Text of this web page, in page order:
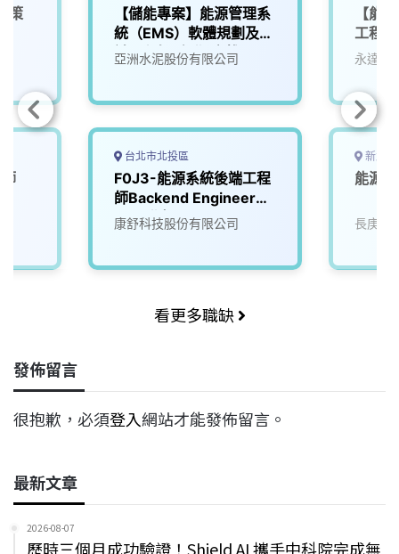
策
【儲能專案】能源管理系
統（EMS）軟體規劃及測
試工程師(台北/高雄)
亞洲水泥股份有限公司
台北市北投區
F0J3-能源系統後端工程
師Backend Engineer
(AI)(北投)
康舒科技股份有限公司
【能
工程師
永達能
新北
能源
長庚國
看更多職缺
發佈留言
很抱歉，必須登入網站才能發佈留言。
最新文章
2026-08-07
歷時三個月成功驗證！Shield AI 攜手中科院完成無